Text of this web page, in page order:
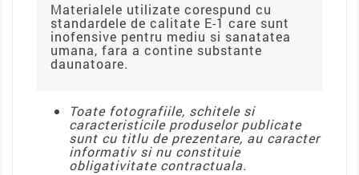
Materialele utilizate corespund cu
standardele de calitate E-1 care sunt
inofensive pentru mediu si sanatatea
umana, fara a contine substante
daunatoare.
Toate fotografiile, schitele si
caracteristicile produselor publicate
sunt cu titlu de prezentare, au caracter
informativ si nu constituie
obligativitate contractuala.